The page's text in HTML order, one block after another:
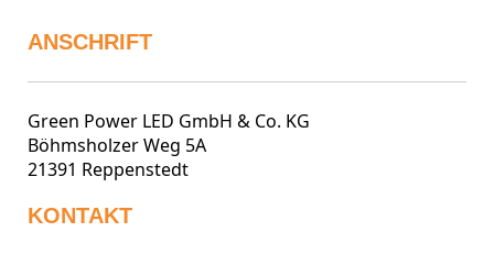
ANSCHRIFT
Green Power LED GmbH & Co. KG
Böhmsholzer Weg 5A
21391 Reppenstedt
KONTAKT